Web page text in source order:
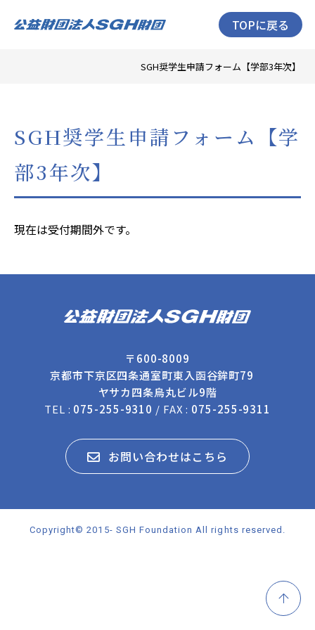
TOPに戻る
SGH奨学生申請フォーム【学部3年次】
SGH奨学生申請フォーム【学
部3年次】
現在は受付期間外です。
〒600-8009
京都市下京区四条通室町東入函谷鉾町79
ヤサカ四条烏丸ビル9階
TEL : 075-255-9310 / FAX : 075-255-9311
お問い合わせはこちら
Copyright© 2015- SGH Foundation All rights reserved.